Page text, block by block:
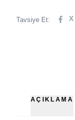
Tavsiye Et: X
AÇIKLAMA